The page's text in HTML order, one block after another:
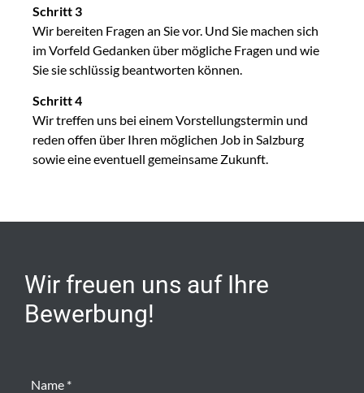
Schritt 3
Wir bereiten Fragen an Sie vor. Und Sie machen sich
im Vorfeld Gedanken über mögliche Fragen und wie
Sie sie schlüssig beantworten können.
Schritt 4
Wir treffen uns bei einem Vorstellungstermin und
reden offen über Ihren möglichen Job in Salzburg
sowie eine eventuell gemeinsame Zukunft.
Wir freuen uns auf Ihre
Bewerbung!
Name *